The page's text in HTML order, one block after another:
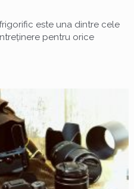
este una dintre cele
pentru orice